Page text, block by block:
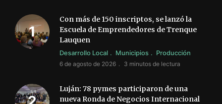
Con más de 150 inscriptos, se lanzó la
Escuela de Emprendedores de Trenque
Lauquen
Desarrollo Local Municipios Producción
6 de agosto de 2026 3 minutos de lectura
Luján: 78 pymes participaron de una
nueva Ronda de Negocios Internacional